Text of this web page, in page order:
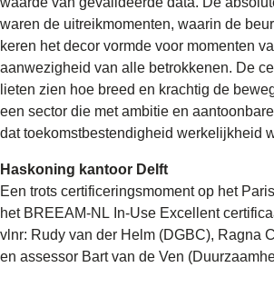
waren de uitreikmomenten, waarin de
keren het decor vormde voor momenten
aanwezigheid van alle betrokkenen. De
lieten zien hoe breed en krachtig de
een sector die met ambitie en
dat toekomstbestendigheid werkelijkheid
Haskoning kantoor Delft
Een trots certificeringsmoment op het
het BREEAM-NL In-Use Excellent
vlnr: Rudy van der Helm (DGBC), Ragna
en assessor Bart van de Ven